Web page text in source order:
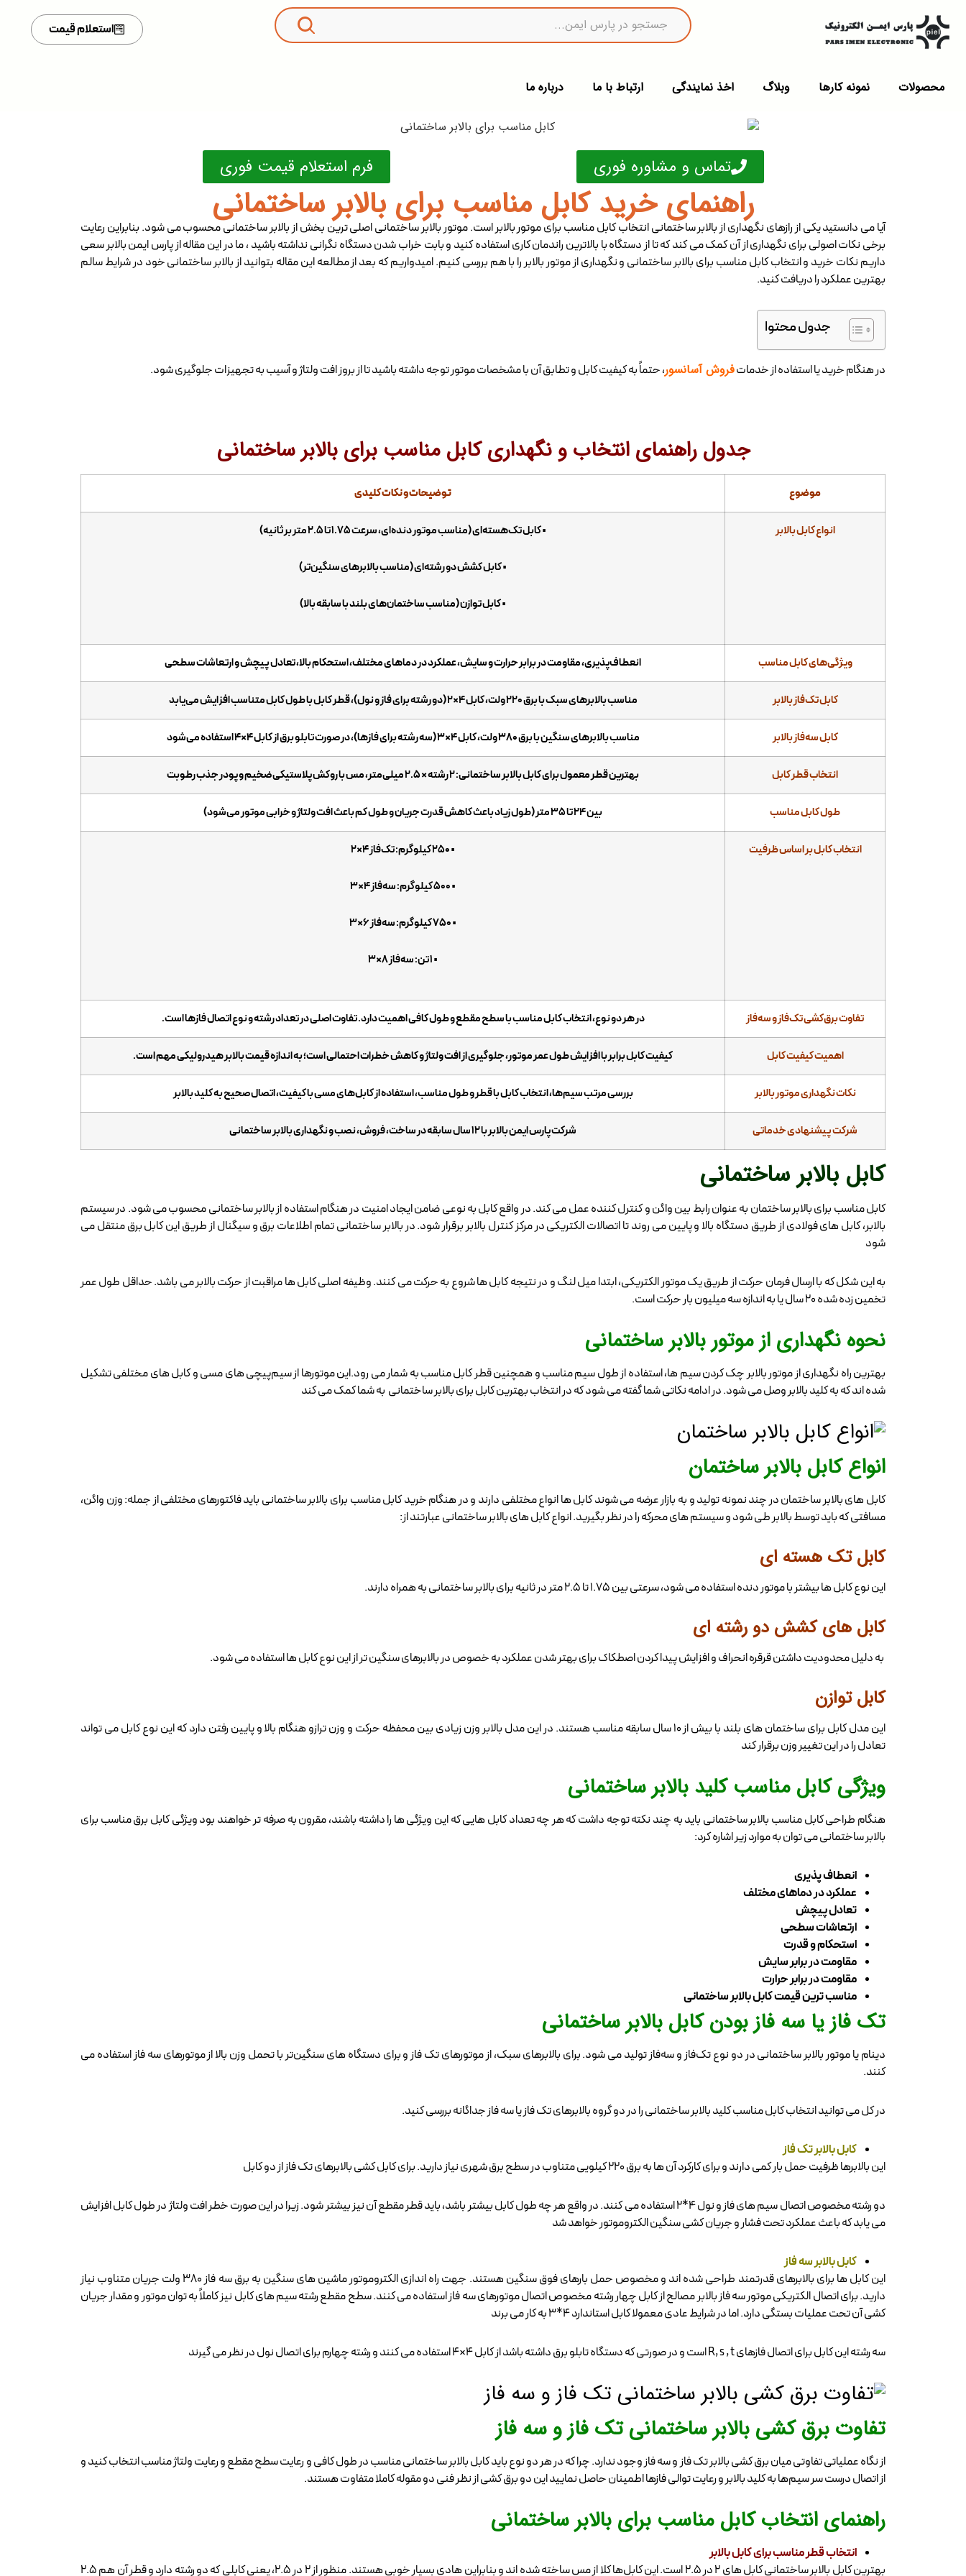
استعلام قیمت
محصولات نمونه کارها وبلاگ اخذ نمایندگی ارتباط با ما درباره ما
تماس و مشاوره فوری فرم استعلام قیمت فوری
راهنمای خرید کابل مناسب برای بالابر ساختمانی
آیا می دانستید یکی از رازهای نگهداری از بالابر ساختمانی انتخاب کابل مناسب برای موتور بالابر است.موتور بالابر ساختمانی اصلی ‌ترین بخش از بالابر ساختمانی محسوب می شود. بنابراین رعایت
برخی نکات اصولی برای نگهداری از آن کمک می کند که تا از دستگاه با بالاترین راندمان کاری استفاده کنید و بابت خراب شدن دستگاه نگرانی نداشته باشید ، ما در این مقاله از پارس ایمن بالابر سعی
داریم نکات خرید و انتخاب کابل مناسب برای بالابر ساختمانی و نگهداری از موتور بالابر را با هم بررسی کنیم. امیدواریم که بعد از مطالعه این مقاله بتوانید از بالابر ساختمانی خود در شرایط سالم
بهترین عملکرد را دریافت کنید.
جدول محتوا
در هنگام خرید یا استفاده از خدماتفروش آسانسور، حتماً به کیفیت کابل و تطابق آن با مشخصات موتور توجه داشته باشید تا از بروز افت ولتاژ و آسیب به تجهیزات جلوگیری شود.
جدول راهنمای انتخاب و نگهداری کابل مناسب برای بالابر ساختمانی
موضوع توضیحات و نکات کلیدی
انواع کابل بالابر • کابل تک‌هسته‌ای (مناسب موتور دنده‌ای، سرعت 1.75 تا 2.5 متر بر ثانیه)
• کابل کشش دو رشته‌ای (مناسب بالابرهای سنگین‌تر)
• کابل توازن (مناسب ساختمان‌های بلند با سابقه بالا)
ویژگی‌های کابل مناسب انعطاف‌پذیری، مقاومت در برابر حرارت و سایش، عملکرد در دماهای مختلف، استحکام بالا، تعادل پیچش و ارتعاشات سطحی
کابل تک‌فاز بالابر مناسب بالابرهای سبک با برق 220 ولت، کابل 4×2 (دو رشته برای فاز و نول)، قطر کابل با طول کابل متناسب افزایش می‌یابد
کابل سه‌فاز بالابر مناسب بالابرهای سنگین با برق 380 ولت، کابل 4×3 (سه رشته برای فازها)، در صورت تابلو برق از کابل 4×4 استفاده می‌شود
انتخاب قطر کابل بهترین قطر معمول برای کابل بالابر ساختمانی: 2 رشته × 2.5 میلی‌متر، مس با روکش پلاستیکی ضخیم و پودر جذب رطوبت
طول کابل مناسب بین 24 تا 35 متر (طول زیاد باعث کاهش قدرت جریان و طول کم باعث افت ولتاژ و خرابی موتور می‌شود)
انتخاب کابل بر اساس ظرفیت • ۲۵۰ کیلوگرم: تک‌فاز 4×2
• ۵۰۰ کیلوگرم: سه‌فاز 4×3
• ۷۵۰ کیلوگرم: سه‌فاز 6×3
• ۱ تن: سه‌فاز 8×3
تفاوت برق‌کشی تک‌فاز و سه‌فاز در هر دو نوع، انتخاب کابل مناسب با سطح مقطع و طول کافی اهمیت دارد. تفاوت اصلی در تعداد رشته و نوع اتصال فازها است.
اهمیت کیفیت کابل کیفیت کابل برابر با افزایش طول عمر موتور، جلوگیری از افت ولتاژ و کاهش خطرات احتمالی است؛ به اندازه قیمت بالابر هیدرولیکی مهم است.
نکات نگهداری موتور بالابر بررسی مرتب سیم‌ها، انتخاب کابل با قطر و طول مناسب، استفاده از کابل‌های مسی با کیفیت، اتصال صحیح به کلید بالابر
شرکت پیشنهادی خدماتی شرکت پارس ایمن بالابر با ۱۲ سال سابقه در ساخت، فروش، نصب و نگهداری بالابر ساختمانی
کابل بالابر ساختمانی
کابل مناسب برای بالابر ساختمان به عنوان رابط بین واگن و کنترل کننده عمل می کند. در واقع کابل به نوعی ضامن ایجاد امنیت در هنگام استفاده از بالابر ساختمانی محسوب می شود. در سیستم
بالابر، کابل های فولادی از طریق دستگاه بالا و پایین می روند تا اتصالات الکتریکی در مرکز کنترل بالابر برقرار شود. در بالابر ساختمانی تمام اطلاعات برق و سیگنال از طریق این کابل برق منتقل می
شود
به این شکل که با ارسال فرمان حرکت از طریق یک موتور الکتریکی، ابتدا میل لنگ و در نتیجه کابل ها شروع به حرکت می کنند. وظیفه اصلی کابل ها مراقبت از حرکت بالابر می باشد. حداقل طول عمر
تخمین زده شده 20 سال یا به اندازه سه میلیون بار حرکت است.
نحوه نگهداری از موتور بالابر ساختمانی
بهترین راه نگهداری از موتور بالابر چک کردن سیم‌ ها، استفاده از طول سیم مناسب و همچنین قطر کابل مناسب به شمار می رود.این موتورها از سیم‌پیچی‌ های مسی و کابل های مختلفی تشکیل
شده اند که به کلید بالابر وصل می شود. در ادامه نکاتی شما گفته می شود که در انتخاب بهترین کابل برای بالابر ساختمانی به شما کمک می کند
انواع کابل بالابر ساختمان
کابل های بالابر ساختمان در چند نمونه تولید و به بازار عرضه می شوند کابل ها انواع مختلفی دارند و در هنگام خرید کابل مناسب برای بالابر ساختمانی باید فاکتورهای مختلفی از جمله: وزن واگن،
مسافتی که باید توسط بالابر طی شود و سیستم های محرکه را در نظر بگیرید. انواع کابل های بالابر ساختمانی عبارتند از:
کابل تک هسته ای
این نوع کابل ها بیشتر با موتور دنده استفاده می شود، سرعتی بین 1.75 تا 2.5 متر در ثانیه برای بالابر ساختمانی به همراه دارند.
کابل های کشش دو رشته ای
به دلیل محدودیت داشتن قرقره انحراف و افزایش پیدا کردن اصطکاک برای بهتر شدن عملکرد به خصوص در بالابرهای سنگین تر از این نوع کابل ها استفاده می شود.
کابل توازن
این مدل کابل برای ساختمان های بلند با بیش از 10 سال سابقه مناسب هستند. در این مدل بالابر وزن زیادی بین محفظه حرکت و وزن ترازو هنگام بالا و پایین رفتن دارد که این نوع کابل می تواند
تعادل را در این تغییر وزن برقرار کند
ویژگی کابل مناسب کلید بالابر ساختمانی
هنگام طراحی کابل مناسب بالابر ساختمانی باید به چند نکته توجه داشت که هر چه تعداد کابل هایی که این ویژگی ها را داشته باشند، مقرون به صرفه تر خواهند بود ویژگی کابل برق مناسب برای
بالابر ساختمانی می توان به موارد زیر اشاره کرد:
انعطاف پذیری
عملکرد در دماهای مختلف
تعادل پیچش
ارتعاشات سطحی
استحکام و قدرت
مقاومت در برابر سایش
مقاومت در برابر حرارت
مناسب ترین قیمت کابل بالابر ساختمانی
تک فاز یا سه فاز بودن کابل بالابر ساختمانی
دینام یا موتور بالابر ساختمانی در دو نوع تک‌فاز و سه‌فاز تولید می ‌شود. برای بالابرهای سبک، از موتورهای تک‌ فاز و برای دستگاه‌ های سنگین‌تر با تحمل وزن بالا از موتورهای سه ‌فاز استفاده می
کنند.
در کل می توانید انتخاب کابل مناسب کلید بالابر ساختمانی را در دو گروه بالابر‌های تک فاز یا سه فاز جداگانه بررسی کنید.
کابل بالابر تک فاز
این بالابرها ظرفیت حمل بار کمی دارند و برای کارکرد آن ها به برق 220 کیلویی متناوب در سطح برق شهری نیاز دارید. برای کابل کشی بالابرهای تک فاز از دو کابل
دو رشته مخصوص اتصال سیم‌ های فاز و نول 4*2 استفاده می کنند. در واقع هر چه طول کابل بیشتر باشد، باید قطر مقطع آن نیز بیشتر شود. زیرا در این صورت خطر افت ولتاژ در طول کابل افزایش
می یابد که باعث عملکرد تحت فشار و جریان کشی سنگین الکتروموتور خواهد شد
کابل بالابر سه فاز
این کابل ها برای بالابر‌های قدرتمند طراحی شده اند و مخصوص حمل بارهای فوق سنگین هستند. جهت راه اندازی الکتروموتور ماشین های سنگین به برق سه فاز ۳۸۰ ولت جریان متناوب نیاز
دارید. برای اتصال الکتریکی موتور سه فاز بالابر مصالح از کابل چهار رشته مخصوص اتصال موتورهای سه فاز استفاده می کنند. سطح مقطع رشته سیم‌ های کابل نیز کاملاً به توان موتور و مقدار جریان
کشی آن تحت عملیات بستگی دارد. اما در شرایط عادی معمولا کابل استاندارد 4*3 به کار می برند
سه رشته این کابل برای اتصال فازهای R, s , t است و در صورتی که دستگاه تابلو برق داشته باشد از کابل 4×4 استفاده می کنند و رشته چهارم برای اتصال نول در نظر می گیرند
تفاوت برق کشی بالابر ساختمانی تک فاز و سه فاز
از نگاه عملیاتی تفاوتی میان برق کشی بالابر تک فاز و سه فاز وجود ندارد. چرا که در هر دو نوع باید کابل بالابر ساختمانی مناسب در طول کافی و رعایت سطح مقطع و رعایت ولتاژ مناسب انتخاب کنید و
از اتصال درست سر سیم‌ها به کلید بالابر و رعایت توالی فاز‌ها اطمینان حاصل نمایید این دو برق کشی از نظر فنی دو مقوله کاملا متفاوت هستند.
راهنمای انتخاب کابل مناسب برای بالابر ساختمانی
انتخاب قطر مناسب برای کابل بالابر
بهترین کابل بالابر ساختمانی کابل ‌های 2 در 2.5 است. این کابل‌ها کلا از مس ساخته شده اند و بنابراین هادی بسیار خوبی هستند. منظور از 2 در 2.5، یعنی کابلی که دو رشته دارد و قطر آن هم 2.5